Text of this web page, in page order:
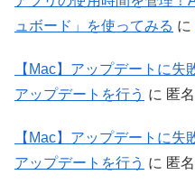
ュボード」を使ってみる に
【Mac】アップデートに
アップデートを行う に 匿名
【Mac】アップデートに
アップデートを行う に 匿名